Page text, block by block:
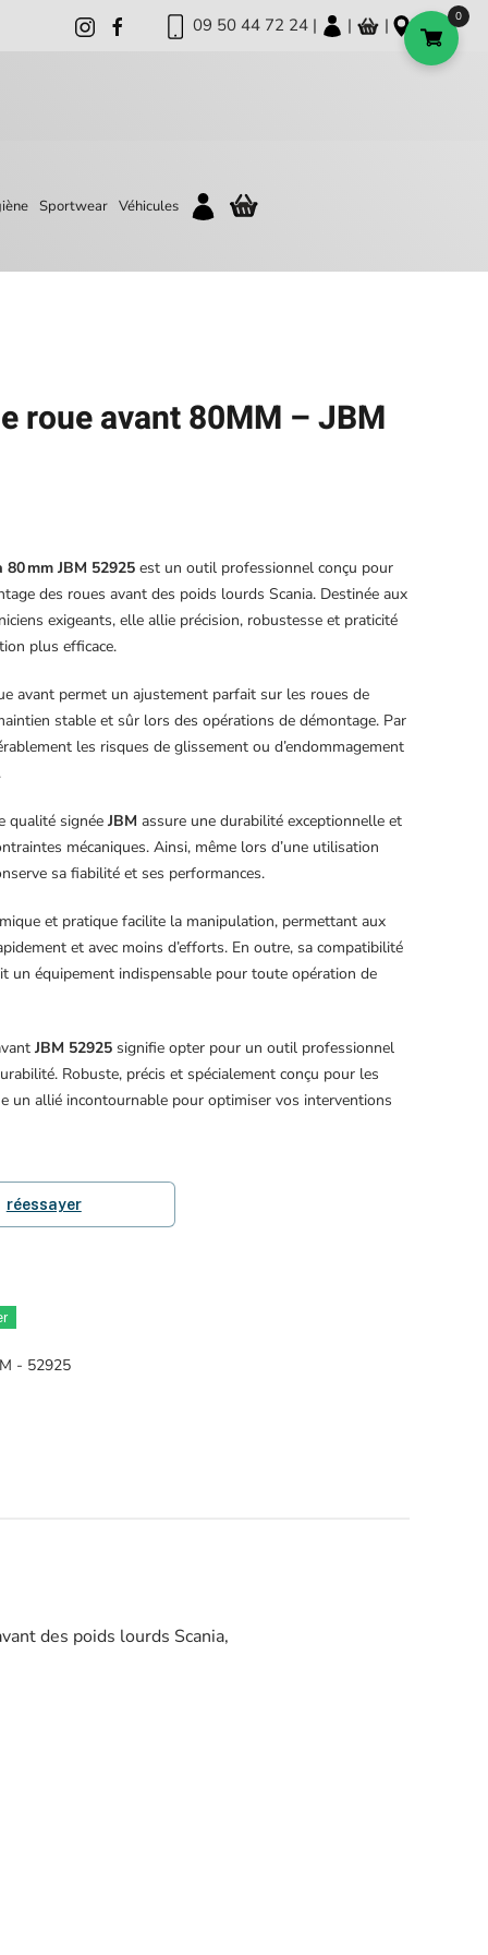
09 50 44 72 24 | | |
Sportwear Véhicules
roue avant 80MM – JBM
mm JBM 52925 est un outil professionnel conçu pour
des roues avant des poids lourds Scania. Destinée aux
exigeants, elle allie précision, robustesse et praticité
plus efficace.
avant permet un ajustement parfait sur les roues de
stable et sûr lors des opérations de démontage. Par
les risques de glissement ou d’endommagement
qualité signée JBM assure une durabilité exceptionnelle et
mécaniques. Ainsi, même lors d’une utilisation
sa fiabilité et ses performances.
et pratique facilite la manipulation, permettant aux
et avec moins d’efforts. En outre, sa compatibilité
un équipement indispensable pour toute opération de
JBM 52925 signifie opter pour un outil professionnel
Robuste, précis et spécialement conçu pour les
un allié incontournable pour optimiser vos interventions
réessayer
- 52925
des poids lourds Scania,
0